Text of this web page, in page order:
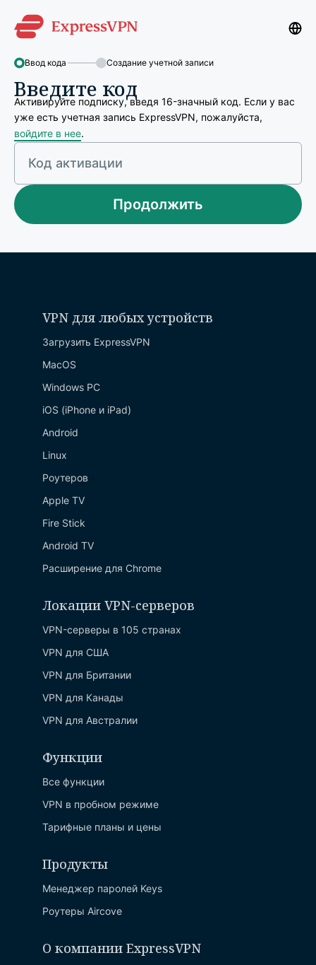
Ввод кода Создание учетной записи
Введите код
Активируйте подписку, введя 16-значный код. Если у вас
уже есть учетная запись ExpressVPN, пожалуйста,
войдите в нее.
Код активации
Продолжить
VPN для любых устройств
Загрузить ExpressVPN
MacOS
Windows PC
iOS (iPhone и iPad)
Android
Linux
Роутеров
Apple TV
Fire Stick
Android TV
Расширение для Chrome
Локации VPN-серверов
VPN-серверы в 105 странах
VPN для США
VPN для Британии
VPN для Канады
VPN для Австралии
Функции
Все функции
VPN в пробном режиме
Тарифные планы и цены
Продукты
Менеджер паролей Keys
Роутеры Aircove
О компании ExpressVPN